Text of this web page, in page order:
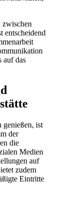
zwischen
entscheidend
auf das
genießen, ist
der
die
Medien
auf
zudem
Eintritte